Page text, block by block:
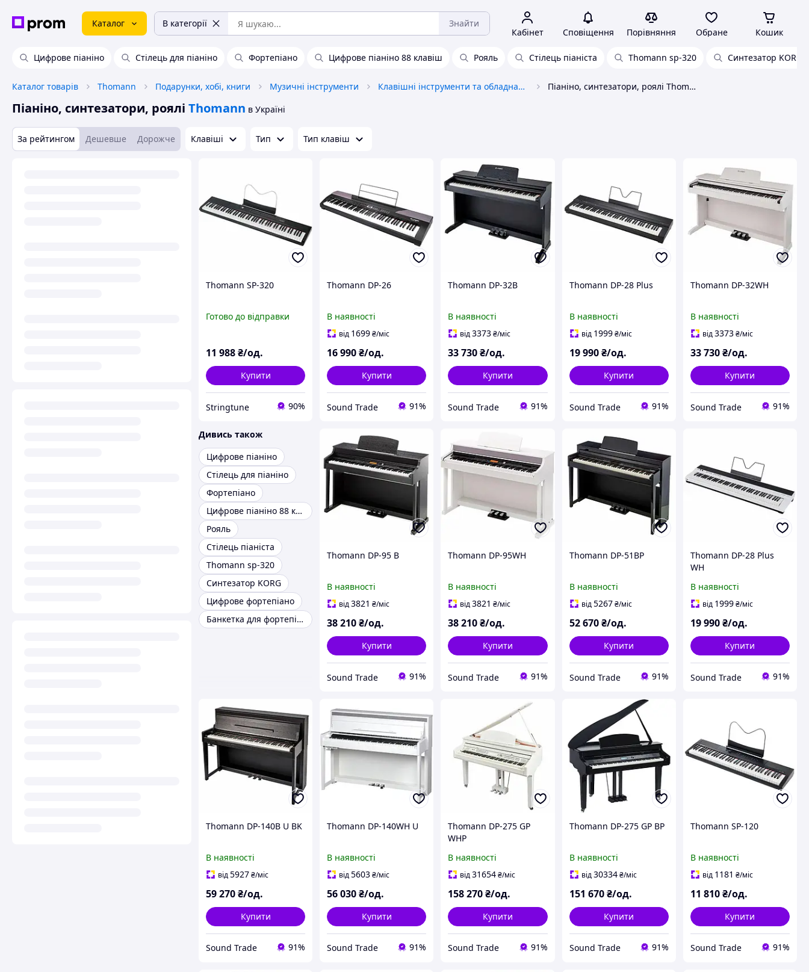
Каталог В категорії Знайти
Кабінет Сповіщення Порівняння Обране Кошик
Цифрове піаніно Стілець для піаніно Фортепіано Цифрове піаніно 88 клавіш Рояль Стілець піаніста Thomann sp-320 Синтезатор KORG
Каталог товарів Thomann Подарунки, хобі, книги Музичні інструменти Клавішні інструменти та обладнання Піаніно, синтезатори, роялі Thomann
Піаніно, синтезатори, роялі Thomann в Україні
За рейтингом Дешевше Дорожче Клавіші Тип Тип клавіш
Thomann SP-320
Готово до відправки
11 988₴/од.
Купити
Stringtune 90%
Thomann DP-26
В наявності
від 1699₴/міс
16 990₴/од.
Купити
Sound Trade 91%
Thomann DP-32B
В наявності
від3373₴/міс
33 730₴/од.
Купити
Sound Trade 91%
Thomann DP-28 Plus
В наявності
від 1999 ₴/міс
19 990 ₴/од.
Купити
Sound Trade 91%
Thomann DP-32WH
В наявності
від3373₴/міс
33 730₴/од.
Купити
Sound Trade 91%
Дивись також
Цифрове піаніно
Стілець для піаніно
Фортепіано
Цифрове піаніно 88 клавіш
Рояль
Стілець піаніста
Thomann sp-320
Синтезатор KORG
Цифрове фортепіано
Банкетка для фортепіано
Thomann DP-95 B
В наявності
від3821 ₴/міс
38 210₴/од.
Купити
Sound Trade 91%
Thomann DP-95WH
В наявності
від3821 ₴/міс
38 210₴/од.
Купити
Sound Trade 91%
Thomann DP-51BP
В наявності
від5267 ₴/міс
52 670 ₴/од.
Купити
Sound Trade 91%
Thomann DP-28 Plus
WH
В наявності
від 1999₴/міс
19 990₴/од.
Купити
Sound Trade 91%
Thomann DP-140B U BK
В наявності
від5927₴/міс
59 270₴/од.
Купити
Sound Trade 91%
Thomann DP-140WH U
В наявності
від5603₴/міс
56 030₴/од.
Купити
Sound Trade 91%
Thomann DP-275 GP
WHP
В наявності
від31654₴/міс
158 270₴/од.
Купити
Sound Trade 91%
Thomann DP-275 GP BP
В наявності
від30334 ₴/міс
151 670 ₴/од.
Купити
Sound Trade 91%
Thomann SP-120
В наявності
від 1181 ₴/міс
11 810₴/од.
Купити
Sound Trade 91%